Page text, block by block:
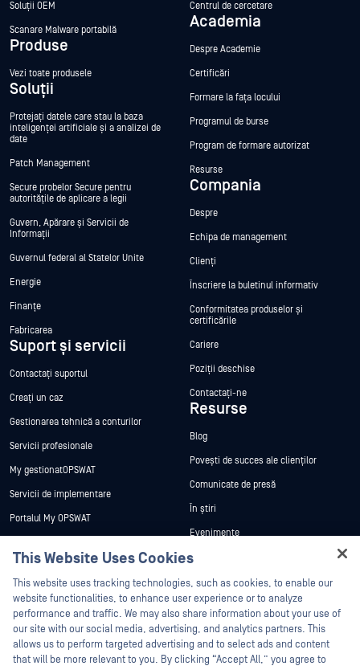
Soluții OEM
Scanare Malware portabilă
Produse
Vezi toate produsele
Soluții
Protejați datele care stau la baza
inteligenței artificiale și a analizei de
date
Patch Management
Secure probelor Secure pentru
autoritățile de aplicare a legii
Guvern, Apărare și Servicii de
Informații
Guvernul federal al Statelor Unite
Energie
Finanțe
Fabricarea
Suport și servicii
Contactați suportul
Creați un caz
Gestionarea tehnică a conturilor
Servicii profesionale
My gestionatOPSWAT
Servicii de implementare
Portalul My OPSWAT
vulnerabilităților
Parteneri
Certificare
Centrul de cercetare
Academia
Despre Academie
Certificări
Formare la fața locului
Programul de burse
Program de formare autorizat
Resurse
Compania
Despre
Echipa de management
Clienți
Înscriere la buletinul informativ
Conformitatea produselor și
certificările
Cariere
Poziții deschise
Contactați-ne
Resurse
Blog
Povești de succes ale clienților
Comunicate de presă
În știri
Evenimente
Webinare
Fișe de date
Cărți albe
Instrumente gratuite
This Website Uses Cookies
This website uses tracking technologies, such as cookies, to enable our
website functionalities, to enhance user experience or to analyze
performance and traffic. We may also share information about your use of
our site with our social media, advertising, and analytics partners. This
allows us to perform targeted advertising and to select ads and content
that will be more relevant to you. By clicking “Accept All,” you agree to
Hey there!
I'm Ozzy, your OPSWAT virtual assistant.
How can I help you secure what's critical
today?